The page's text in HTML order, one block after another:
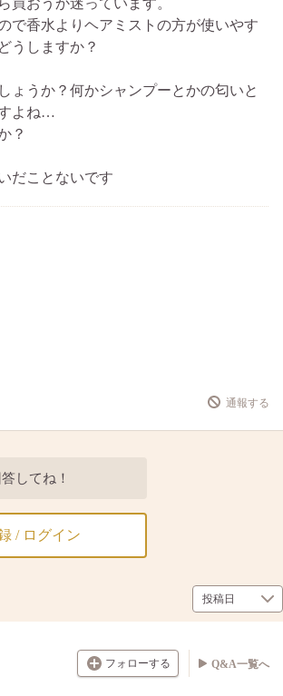
買おうか迷っています。
で香水よりヘアミストの方が使いやす
うしますか？
ょうか？何かシャンプーとかの匂いと
よね…
？
だことないです
通報する
してね！
/ ログイン
フォローする Q&A一覧へ